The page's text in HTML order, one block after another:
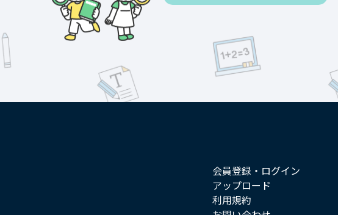
会員登録・ログイン
アップロード
利用規約